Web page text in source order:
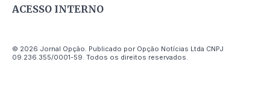
ACESSO INTERNO
© 2026 Jornal Opção. Publicado por Opção Notícias Ltda CNPJ
09.236.355/0001-59. Todos os direitos reservados.